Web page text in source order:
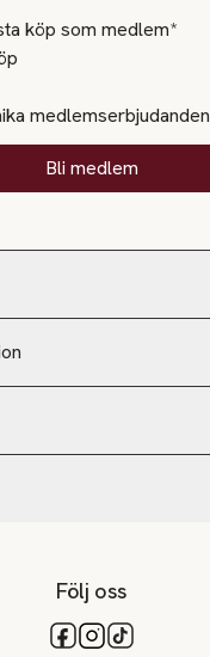
köp som medlem*
medlemserbjudanden
Bli medlem
Följ oss